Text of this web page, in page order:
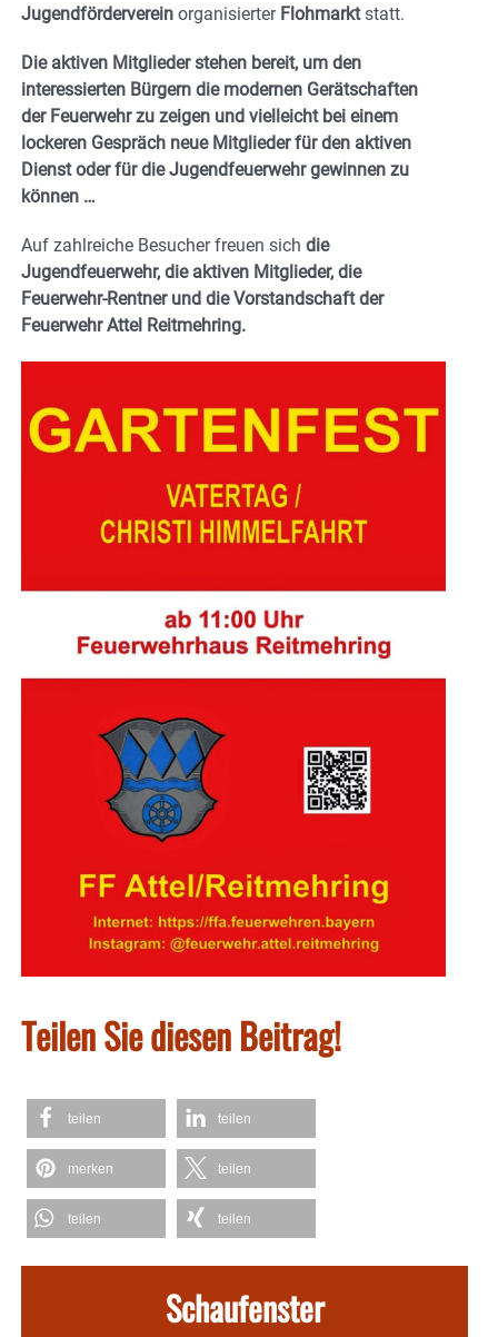
Jugendförderverein organisierter Flohmarktstatt.
Die aktiven Mitglieder stehen bereit, um den
interessierten Bürgern die modernen Gerätschaften
der Feuerwehr zu zeigen und vielleicht bei einem
lockeren Gespräch neue Mitglieder für den aktiven
Dienst oder für die Jugendfeuerwehr gewinnen zu
können …
Auf zahlreiche Besucher freuen sich die
Jugendfeuerwehr, die aktiven Mitglieder, die
Feuerwehr-Rentner und die Vorstandschaft der
Feuerwehr Attel Reitmehring.
Teilen Sie diesen Beitrag!
teilen teilen
merken teilen
teilen teilen
Schaufenster